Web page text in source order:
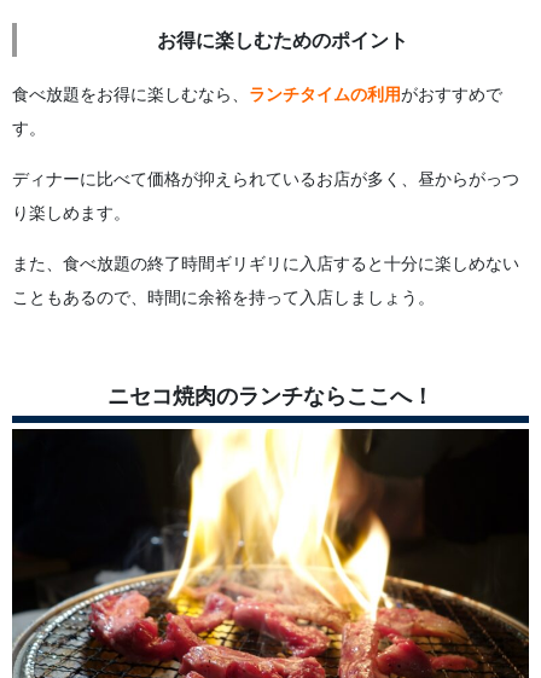
お得に楽しむためのポイント
食べ放題をお得に楽しむなら、 ランチタイムの利用がおすすめで
す。
ディナーに比べて価格が抑えられているお店が多く、昼からがっつ
り楽しめます。
また、食べ放題の終了時間ギリギリに入店すると十分に楽しめない
こともあるので、時間に余裕を持って入店しましょう。
ニセコ焼肉のランチならここへ！